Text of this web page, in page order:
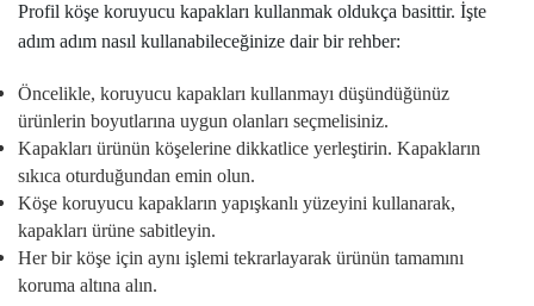
Profil köşe koruyucu kapakları kullanmak oldukça basittir. İşte
adım adım nasıl kullanabileceğinize dair bir rehber:
Öncelikle, koruyucu kapakları kullanmayı düşündüğünüz
ürünlerin boyutlarına uygun olanları seçmelisiniz.
Kapakları ürünün köşelerine dikkatlice yerleştirin. Kapakların
sıkıca oturduğundan emin olun.
Köşe koruyucu kapakların yapışkanlı yüzeyini kullanarak,
kapakları ürüne sabitleyin.
Her bir köşe için aynı işlemi tekrarlayarak ürünün tamamını
koruma altına alın.